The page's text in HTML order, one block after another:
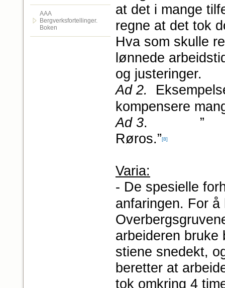
AAA
Bergverksfortellinger.
Boken
at det i mange
regne at det tok
Hva som skulle
lønnede
og justeringer.
Ad 2.
kompensere
Ad 3. ” :
Røros.”[8]
Varia:
- De spesielle
anfaringen. For
arbeideren bruke
stiene snedekt,
beretter at
tok omkring 4